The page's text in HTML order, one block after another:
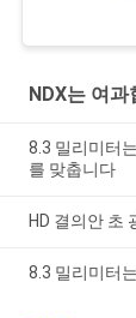
NDX는 여과
8.3 밀리미터
를 맞춥니다
HD 결의안 초
8.3 밀리미터